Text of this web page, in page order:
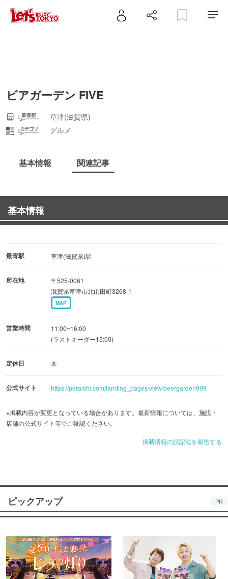
ビアガーデン FIVE
草津(滋賀県)
グルメ
基本情報 関連記事
基本情報
最寄駅 草津(滋賀県)駅
所在地
〒525-0061
滋賀県草津市北山田町3268-1
MAP
営業時間
11:00~16:00
(ラストオーダー15:00)
定休日 木
公式サイト https://peraichi.com/landing_pages/view/beergarden999
※掲載内容が変更となっている場合があります。最新情報については、施設・
店舗の公式サイト等でご確認ください。
掲載情報の誤記載を報告する
ピックアップ PR